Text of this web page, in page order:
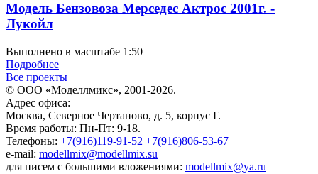
Модель Бензовоза Мерседес Актрос 2001г. -
Лукойл
Выполнено в масштабе 1:50
Подробнее
Все проекты
© ООО «Моделлмикс», 2001-2026.
Адрес офиса:
Москва, Северное Чертаново, д. 5, корпус Г.
Время работы: Пн-Пт: 9-18.
Телефоны: +7(916)119-91-52 +7(916)806-53-67
e-mail: modellmix@modellmix.su
для писем с большими вложениями: modellmix@ya.ru